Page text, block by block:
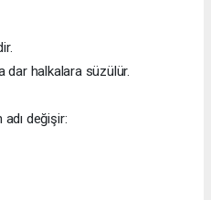
dar halkalara süzülür.
değişir: